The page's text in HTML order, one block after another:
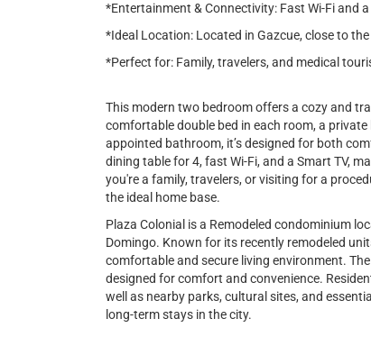
*Entertainment & Connectivity: Fast Wi-Fi and
*Ideal Location: Located in Gazcue, close to
*Perfect for: Family, travelers, and medical
This modern two bedroom offers a cozy and
comfortable double bed in each room, a
appointed bathroom, it’s designed for both
dining table for 4, fast Wi-Fi, and a Smart TV,
you're a family, travelers, or visiting for a
the ideal home base.
Plaza Colonial is a Remodeled condominium
Domingo. Known for its recently remodeled
comfortable and secure living environment.
designed for comfort and convenience.
well as nearby parks, cultural sites, and
long-term stays in the city.